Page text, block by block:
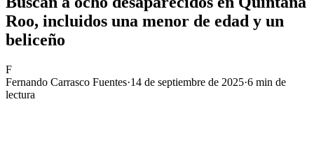
Roo, incluidos una menor de edad y un
beliceño
F
Fernando Carrasco Fuentes·14 de septiembre de 2025·6 min de
lectura